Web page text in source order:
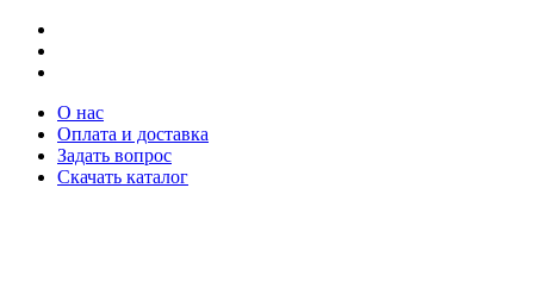
О нас
Оплата и доставка
Задать вопрос
Скачать каталог